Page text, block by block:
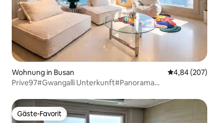
Wohnung in Busan
4,84 (207)
Prive97#Gwangalli Unterkunft#Panorama
in#Kostenloser Parkplatz#Wohnzimmer + 2
Schlafzimmer#20 Pyeong
Gäste-Favorit
Gäste-Favorit